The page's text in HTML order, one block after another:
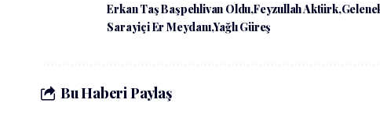
Erkan Taş Başpehlivan Oldu Feyzullah Aktürk
Sarayiçi Er Meydanı Yağlı Güreş
Bu Haberi Paylaş